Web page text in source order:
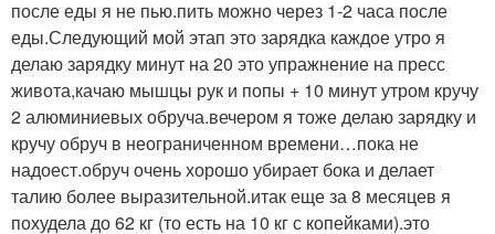
после еды я не пью.пить можно через 1-2 часа после
еды.Следующий мой этап это зарядка каждое утро я
делаю зарядку минут на 20 это упражнение на пресс
живота,качаю мышцы рук и попы + 10 минут утром кручу
2 алюминиевых обруча.вечером я тоже делаю зарядку и
кручу обруч в неограниченном времени…пока не
надоест.обруч очень хорошо убирает бока и делает
талию более выразительной.итак еще за 8 месяцев я
похудела до 62 кг (то есть на 10 кг с копейками).это